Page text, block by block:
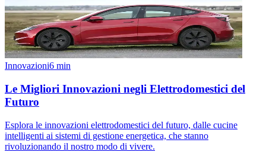
Innovazioni6 min
Le Migliori Innovazioni negli Elettrodomestici del
Futuro
Esplora le innovazioni elettrodomestici del futuro, dalle cucine
intelligenti ai sistemi di gestione energetica, che stanno
rivoluzionando il nostro modo di vivere.